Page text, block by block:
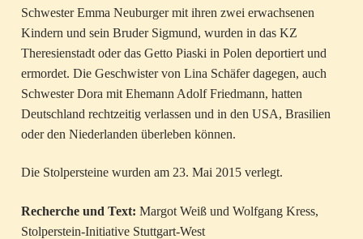
Schwester Emma Neuburger mit ihren zwei erwachsenen
Kindern und sein Bruder Sigmund, wurden in das KZ
Theresienstadt oder das Getto Piaski in Polen deportiert und
ermordet. Die Geschwister von Lina Schäfer dagegen, auch
Schwester Dora mit Ehemann Adolf Friedmann, hatten
Deutschland rechtzeitig verlassen und in den USA, Brasilien
oder den Niederlanden überleben können.
Die Stolpersteine wurden am 23. Mai 2015 verlegt.
Recherche und Text: Margot Weiß und Wolfgang Kress,
Stolperstein-Initiative Stuttgart-West